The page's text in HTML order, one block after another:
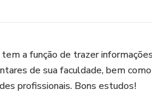
a função de trazer
de sua faculdade, bem
profissionais. Bons estudos!